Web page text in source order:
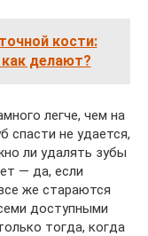
кости:
делают?
легче, чем на
спасти не удается,
ли удалять зубы
— да, если
же стараются
доступными
тогда, когда